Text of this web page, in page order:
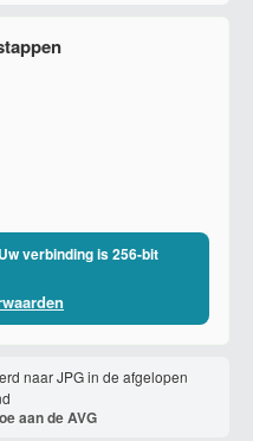
verbinding is 256-bit
naar JPG in de afgelopen
aan de AVG